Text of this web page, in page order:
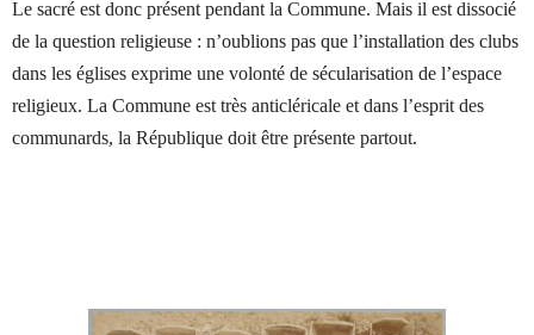
Le sacré est donc présent pendant la Commune. Mais il est dissocié
de la question religieuse : n’oublions pas que l’installation des clubs
dans les églises exprime une volonté de sécularisation de l’espace
religieux. La Commune est très anticléricale et dans l’esprit des
communards, la République doit être présente partout.